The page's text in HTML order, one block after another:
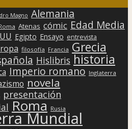
Magno Alemania
Atenas cómic Edad Media
Egipto Ensayo entrevista
filosofía Francia Grecia
Hislibris historia
Imperio romano Inglaterra
novela
presentación
Roma Rusia
Mundial